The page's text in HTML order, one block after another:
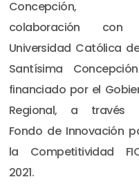
Concepción,
colaboración
Universidad Católica
Santísima
financiado por el
Regional, a través
Fondo de Innovación
la Competitividad
2021.